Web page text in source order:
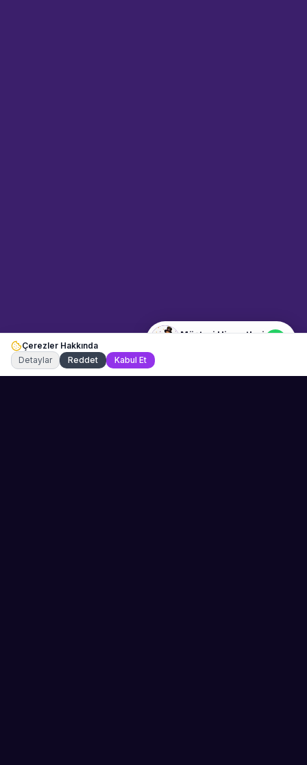
Müşteri Hizmetleri
Çerezler Hakkında
Detaylar
Reddet Kabul Et